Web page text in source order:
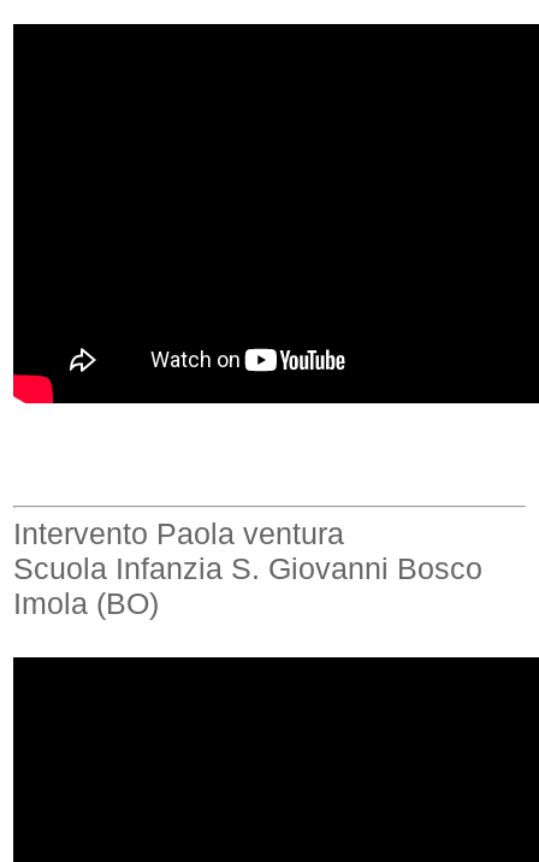
Intervento Paola ventura
Scuola Infanzia S. Giovanni Bosco
Imola (BO)